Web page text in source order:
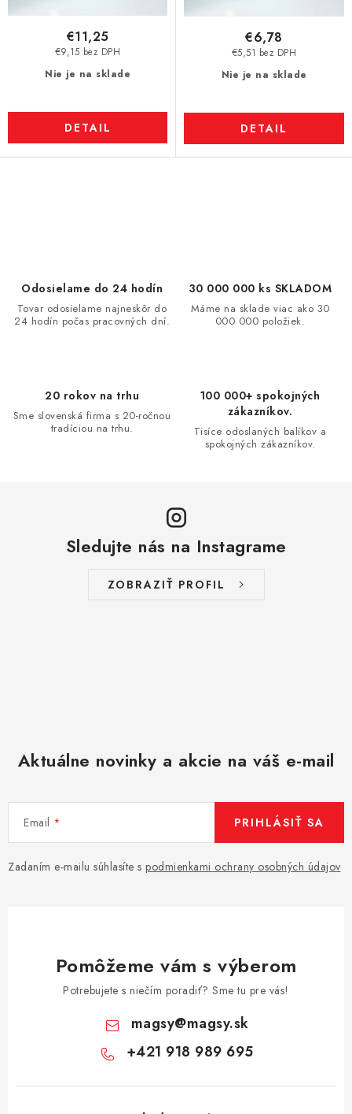
Nie je na sklade
€9,15 bez DPH
€11,25
DETAIL
Nie je na sklade
€5,51 bez DPH
€6,78
DETAIL
c
Odosielame do 24 hodín
Tovar odosielame najneskôr do
24 hodín počas pracovných dní.
30 000 000 ks SKLADOM
Máme na sklade viac ako 30
000 000 položiek.
20 rokov na trhu
Sme slovenská firma s 20-ročnou
tradíciou na trhu.
100 000+ spokojných
zákazníkov.
Tisíce odoslaných balíkov a
spokojných zákazníkov.
Sledujte nás na Instagrame
ZOBRAZIŤ PROFIL
Aktuálne novinky a akcie na váš e-mail
Email
Zadaním e-mailu súhlasíte s podmienkami ochrany osobných údajov
PRIHLÁSIŤ SA
Pomôžeme vám s výberom
Potrebujete s niečím poradiť? Sme tu pre vás!
magsy@magsy.sk
+421 918 989 695